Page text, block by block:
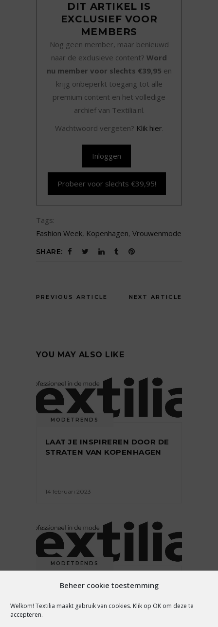
Beheer cookie toestemming
Welkom! Textilia maakt gebruik van cookies. Klik op OK om deze te
accepteren.
DIT ARTIKEL IS
EXCLUSIEF VOOR
MEMBERS
Nog geen member, maar benieuwd
naar de exclusieve content? Word
nu member voor slechts €39,95 en
krijg onbeperkt toegang tot alle
premium content en het volledige
archief van Textilia.nl.
Wachtwoord vergeten? Klik hier.
Inloggen
Probeer voor slechts €39,95!
Tags:
Fashion Week, Kopenhagen, Vrouwenmode
SHARE:
PREVIOUS ARTICLE NEXT ARTICLE
YOU MAY ALSO LIKE
MODETRENDS
LAAT JE INSPIREREN DOOR DE
STRATEN VAN KOPENHAGEN
14 februari 2023
MODETRENDS
VAN DE DEENSE CATWALK